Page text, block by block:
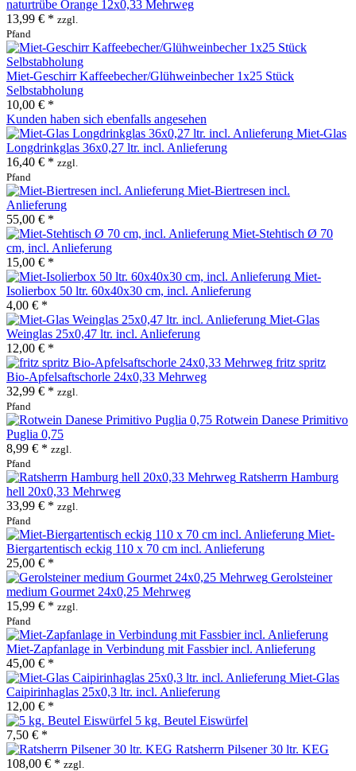
naturtrübe Orange 12x0,33 Mehrweg
13,99 € * zzgl.
Pfand
Miet-Geschirr Kaffeebecher/Glühweinbecher 1x25 Stück
Selbstabholung
10,00 € *
Kunden haben sich ebenfalls angesehen
Miet-Glas
Longdrinkglas 36x0,27 ltr. incl. Anlieferung
16,40 € * zzgl.
Pfand
Miet-Biertresen incl.
Anlieferung
55,00 € *
Miet-Stehtisch Ø 70
cm, incl. Anlieferung
15,00 € *
Miet-
Isolierbox 50 ltr. 60x40x30 cm, incl. Anlieferung
4,00 € *
Miet-Glas
Weinglas 25x0,47 ltr. incl. Anlieferung
12,00 € *
fritz spritz
Bio-Apfelsaftschorle 24x0,33 Mehrweg
32,99 € * zzgl.
Pfand
Rotwein Danese Primitivo
Puglia 0,75
8,99 € * zzgl.
Pfand
Ratsherrn Hamburg
hell 20x0,33 Mehrweg
33,99 € * zzgl.
Pfand
Miet-
Biergartentisch eckig 110 x 70 cm incl. Anlieferung
25,00 € *
Gerolsteiner
medium Gourmet 24x0,25 Mehrweg
15,99 € * zzgl.
Pfand
Miet-Zapfanlage in Verbindung mit Fassbier incl. Anlieferung
45,00 € *
Miet-Glas
Caipirinhaglas 25x0,3 ltr. incl. Anlieferung
12,00 € *
5 kg. Beutel Eiswürfel
7,50 € *
Ratsherrn Pilsener 30 ltr. KEG
108,00 € * zzgl.